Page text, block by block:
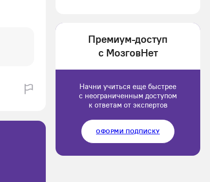
Luluput
Премиум-доступ
с МозговНет
Начни учиться еще быстрее
с неограниченным доступом
к ответам от экспертов
ОФОРМИ ПОДПИСКУ